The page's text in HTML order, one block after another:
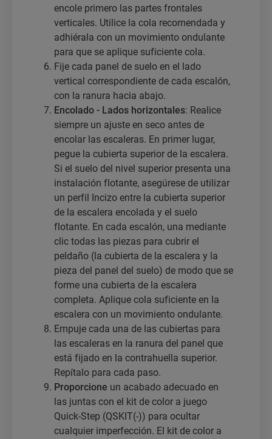
encole primero las partes frontales
verticales. Utilice la cola recomendada y
adhiérala con un movimiento ondulante
para que se aplique suficiente cola.
Fije cada panel de suelo en el lado
vertical correspondiente de cada escalón,
con la ranura hacia abajo.
Encolado - Lados horizontales: Realice
siempre un ajuste en seco antes de
encolar las escaleras. En primer lugar,
pegue la cubierta superior de la escalera.
Si el suelo del nivel superior presenta una
instalación flotante, asegúrese de utilizar
un perfil Incizo entre la cubierta superior
de la escalera encolada y el suelo
flotante. En cada escalón, una mediante
clic todas las piezas para cubrir el
peldaño (la cubierta de la escalera y la
pieza del panel del suelo) de modo que se
forme una cubierta de la escalera
completa. Aplique cola suficiente en la
escalera con un movimiento ondulante.
Empuje cada una de las cubiertas para
las escaleras en la ranura del panel que
está fijado en la contrahuella superior.
Repítalo para cada paso.
Proporcione un acabado adecuado en
las juntas con el kit de color a juego
Quick-Step (QSKIT(-)) para ocultar
cualquier imperfección. El kit de color a